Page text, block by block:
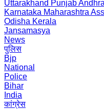
Uttarakhand Punjab
Karnataka Maharashtra
Odisha Kerala
Jansamasya
News
पुलिस
Bjp
National
Police
Bihar
India
कांग्रेस